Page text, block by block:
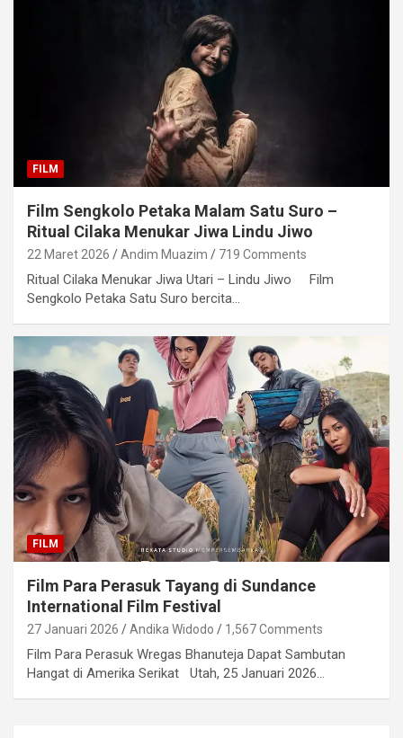
FILM
Film Sengkolo Petaka Malam Satu Suro –
Ritual Cilaka Menukar Jiwa Lindu Jiwo
22 Maret 2026 Andim Muazim 719 Comments
Ritual Cilaka Menukar Jiwa Utari – Lindu Jiwo Film
Sengkolo Petaka Satu Suro bercita…
FILM
Film Para Perasuk Tayang di Sundance
International Film Festival
27 Januari 2026 Andika Widodo 1,567 Comments
Film Para Perasuk Wregas Bhanuteja Dapat Sambutan
Hangat di Amerika Serikat Utah, 25 Januari 2026…